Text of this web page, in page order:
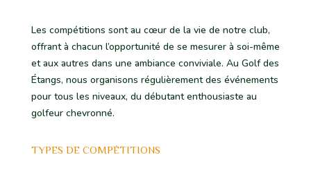
Les compétitions sont au cœur de la vie de notre club,
offrant à chacun l’opportunité de se mesurer à soi-même
et aux autres dans une ambiance conviviale. Au Golf des
Étangs, nous organisons régulièrement des événements
pour tous les niveaux, du débutant enthousiaste au
golfeur chevronné.
TYPES DE COMPÉTITIONS